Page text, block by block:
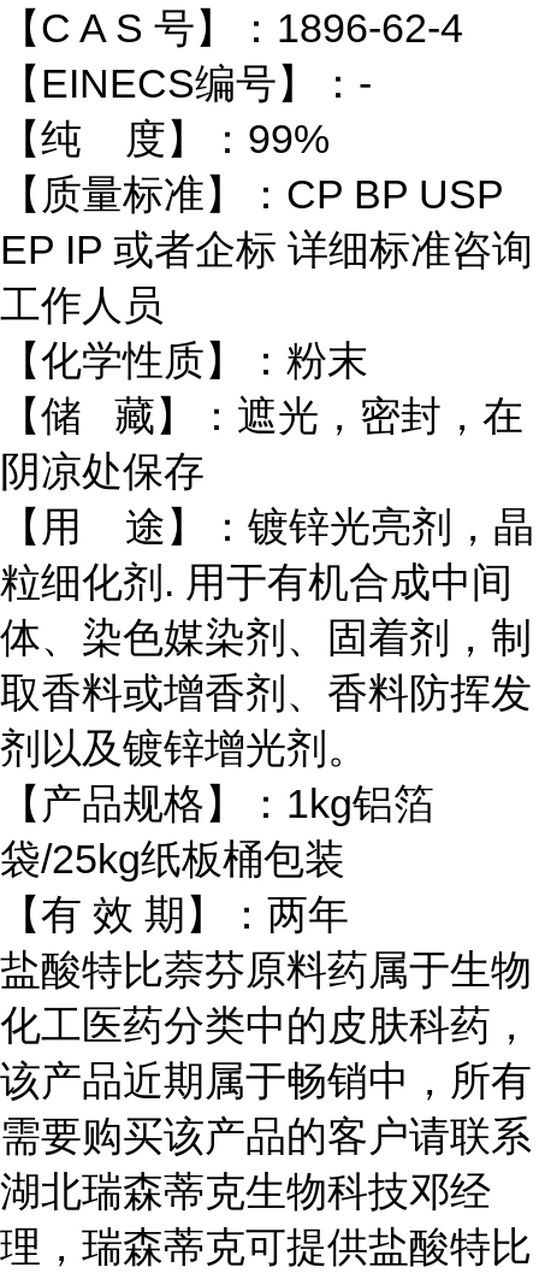
【C A S 号】：1896-62-4
【EINECS编号】：-
【纯 度】：99%
【质量标准】：CP BP USP
EP IP 或者企标 详细标准咨询
工作人员
【化学性质】：粉末
【储 藏】：遮光，密封，在
阴凉处保存
【用 途】：镀锌光亮剂，晶
粒细化剂. 用于有机合成中间
体、染色媒染剂、固着剂，制
取香料或增香剂、香料防挥发
剂以及镀锌增光剂。
【产品规格】：1kg铝箔
袋/25kg纸板桶包装
【有 效 期】：两年
盐酸特比萘芬原料药属于生物
化工医药分类中的皮肤科药，
该产品近期属于畅销中，所有
需要购买该产品的客户请联系
湖北瑞森蒂克生物科技邓经
理，瑞森蒂克可提供盐酸特比